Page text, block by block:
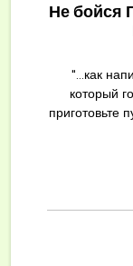
Не
"...как
который
приготовьте